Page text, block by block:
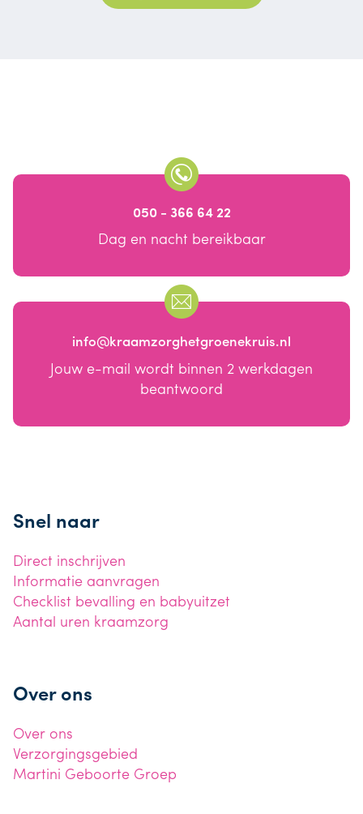
050 - 366 64 22
Dag en nacht bereikbaar
info@kraamzorghetgroenekruis.nl
Jouw e-mail wordt binnen 2 werkdagen
beantwoord
Snel naar
Direct inschrijven
Informatie aanvragen
Checklist bevalling en babyuitzet
Aantal uren kraamzorg
Over ons
Over ons
Verzorgingsgebied
Martini Geboorte Groep